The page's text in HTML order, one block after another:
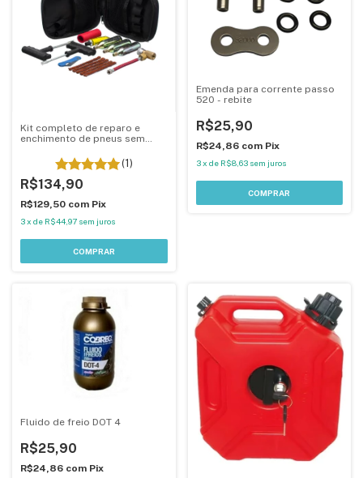
Kit completo de reparo e
enchimento de pneus sem
(1)
R$134,90
R$129,50 com Pix
3x de R$44,97 sem juros
Emenda para corrente passo
520 - rebite
R$25,90
R$24,86 com Pix
3 x de R$8,63 sem juros
Fluido de freio DOT 4
R$25,90
R$24,86 com Pix